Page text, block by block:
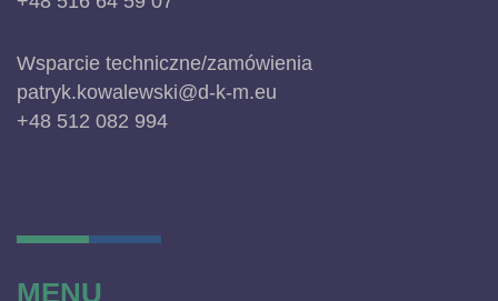
Wsparcie techniczne/zamówienia
patryk.kowalewski@d-k-m.eu
+48 512 082 994
MENU